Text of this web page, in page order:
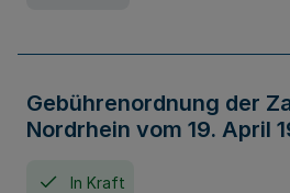
Gebührenordnung der
Nordrhein vom 19. April
In Kraft